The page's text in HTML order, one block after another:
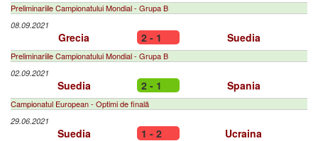
Preliminariile Campionatului Mondial - Grupa B
08.09.2021
Grecia 2 - 1 Suedia
Preliminariile Campionatului Mondial - Grupa B
02.09.2021
Suedia 2 - 1 Spania
Campionatul European - Optimi de finală
29.06.2021
Suedia 1 - 2 Ucraina